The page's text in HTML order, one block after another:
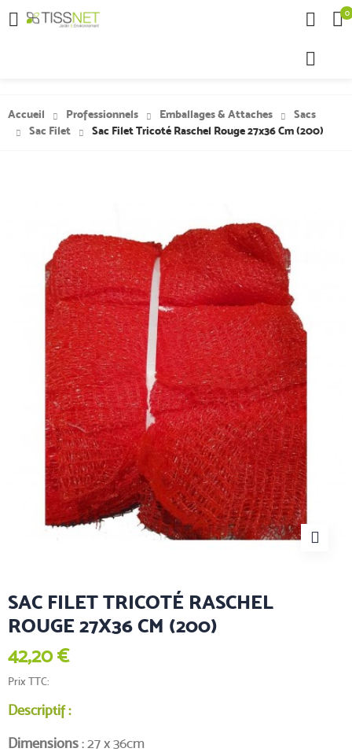
 0
Accueil Professionnels Emballages & Attaches
Sacs
Sac Filet
Sac Filet Tricoté Raschel Rouge 27x36 Cm (200)
SAC FILET TRICOTÉ RASCHEL
ROUGE 27X36 CM (200)
42,20 €
Prix TTC
Descriptif :
Dimensions: 27 x 36cm